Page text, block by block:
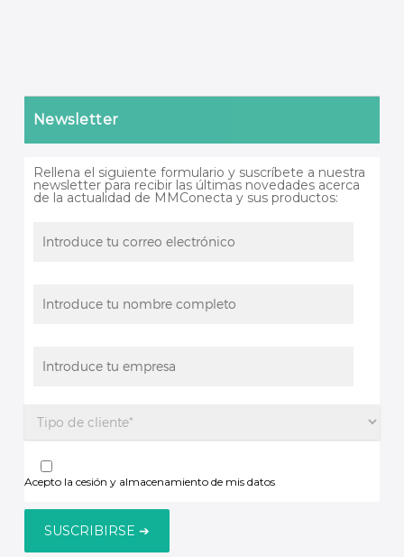
Newsletter
Rellena el siguiente formulario y suscríbete a nuestra
newsletter para recibir las últimas novedades acerca
de la actualidad de MMConecta y sus productos:
Acepto la cesión y almacenamiento de mis datos